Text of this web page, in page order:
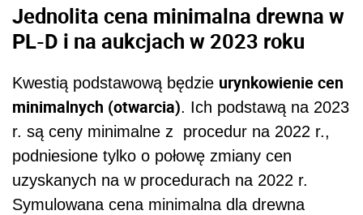
Jednolita cena minimalna drewna w
PL-D i na aukcjach w 2023 roku
Kwestią podstawową będzie urynkowienie cen
minimalnych (otwarcia). Ich podstawą na 2023
r. są ceny minimalne z procedur na 2022 r.,
podniesione tylko o połowę zmiany cen
uzyskanych na w procedurach na 2022 r.
Symulowana cena minimalna dla drewna